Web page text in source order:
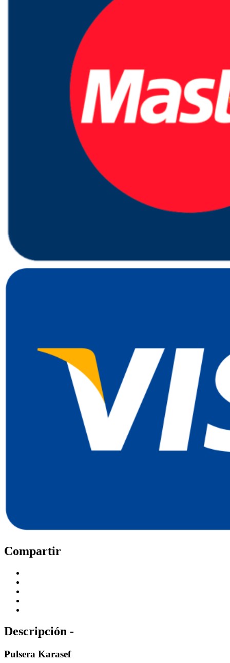
Compartir
Descripción -
Pulsera Karasef